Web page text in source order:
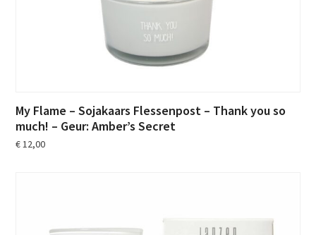
My Flame – Sojakaars Flessenpost – Thank you so
much! – Geur: Amber’s Secret
€12,00